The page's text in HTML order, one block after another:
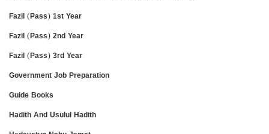
Fazil (Pass) 1st Year
Fazil (Pass) 2nd Year
Fazil (Pass) 3rd Year
Government Job Preparation
Guide Books
Hadith And Usulul Hadith